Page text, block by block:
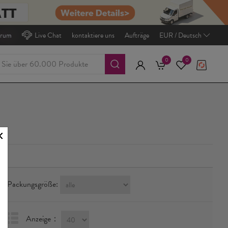
Live Chat kontaktiere uns Aufträge EUR / Deutsch
0 0
Packungsgröße:
Anzeige：